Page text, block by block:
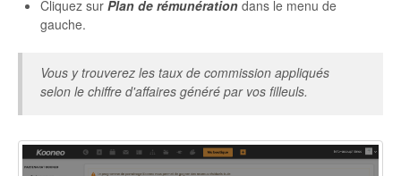
Cliquez sur Plan de rémunération dans le menu de
gauche.
Vous y trouverez les taux de commission appliqués
selon le chiffre d'affaires généré par vos filleuls.